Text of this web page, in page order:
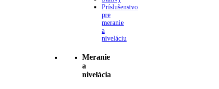
Príslušenstvo
pre
meranie
a
niveláciu
Meranie
a
nivelácia